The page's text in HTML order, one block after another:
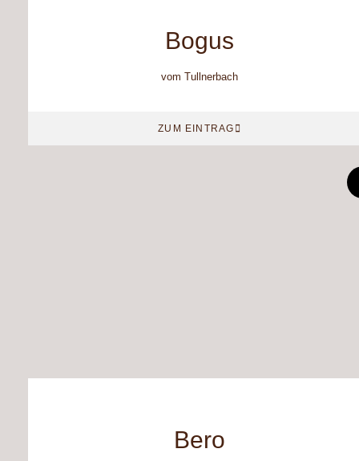
Bogus
vom Tullnerbach
ZUM EINTRAG
Bero